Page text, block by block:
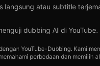
langsung atau subtitle
dubbing AI di YouTube.
YouTube-Dubbing. Kami
perbedaan dan memilih